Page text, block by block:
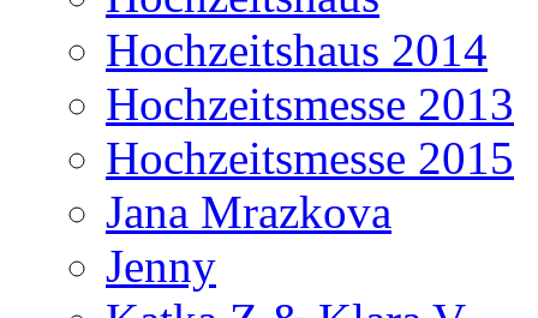
Hochzeitshaus 2014
Hochzeitsmesse 2013
Hochzeitsmesse 2015
Jana Mrazkova
Jenny